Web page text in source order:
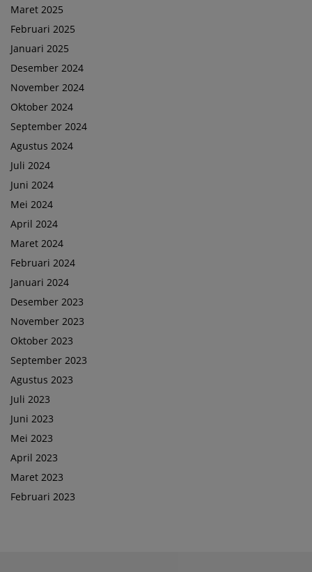
Maret 2025
Februari 2025
Januari 2025
Desember 2024
November 2024
Oktober 2024
September 2024
Agustus 2024
Juli 2024
Juni 2024
Mei 2024
April 2024
Maret 2024
Februari 2024
Januari 2024
Desember 2023
November 2023
Oktober 2023
September 2023
Agustus 2023
Juli 2023
Juni 2023
Mei 2023
April 2023
Maret 2023
Februari 2023